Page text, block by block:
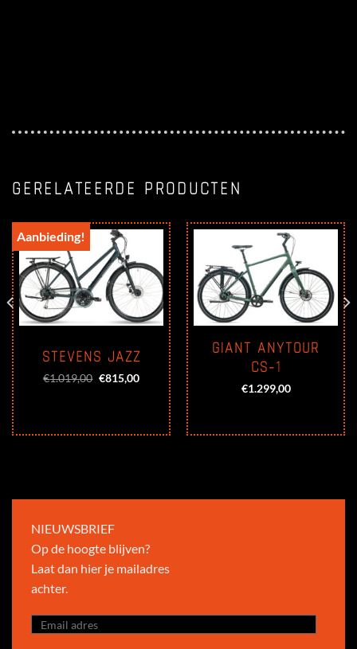
GERELATEERDE PRODUCTEN
Aanbieding!
STEVENS JAZZ
€1.019,00 Oorspronkelijke
€815,00Huidige
€815,00.
GIANT ANYTOUR
CS-1
€1.299,00
NIEUWSBRIEF
Op de hoogte blijven?
Laat dan hier je mailadres
achter.